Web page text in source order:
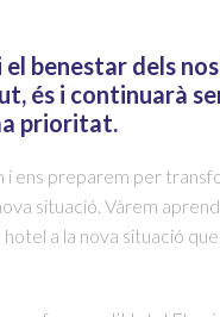
benestar dels
és i continuarà
prioritat.
i ens preparem per
situació. Vàrem
a la nova situació que